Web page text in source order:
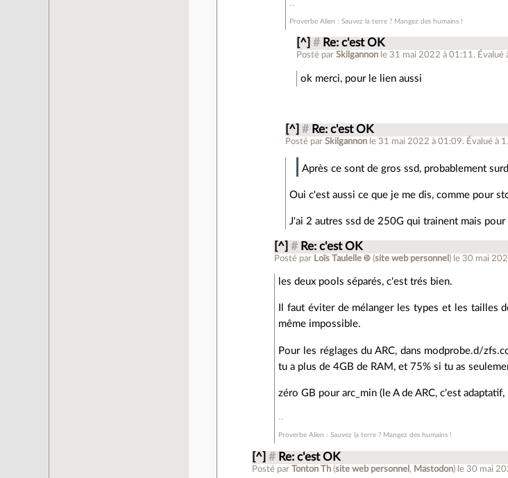
Proverbe Alien : Sauvez la terre ? Mangez des humains !
[^] # Re: c'est OK
Posté parSkilgannon le 31 mai 2022 à 01:11 . Évalué
ok merci, pour le lien aussi
[^] # Re: c'est OK
Posté parSkilgannon le 31 mai 2022 à 01:09. Évalué à 1 .
Après ce sont de gros ssd, probablement
Oui c'est aussi ce que je me dis, comme pour
J'ai 2 autres ssd de 250G qui trainent mais
[^] # Re: c'est OK
Posté par Loïs Taulelle ࿋ (site web personnel ) le 30 mai
les deux pools séparés, c'est trés bien.
Il faut éviter de mélanger les types et les tailles
même impossible.
Pour les réglages du ARC, dans modprobe.d/
tu a plus de 4GB de RAM, et 75% si tu as
zéro GB pour arc_min (le A de ARC, c'est
Proverbe Alien : Sauvez la terre ? Mangez des humains !
[^] # Re: c'est OK
Posté parTonton Th (site web personnel , Mastodon) le 30 mai